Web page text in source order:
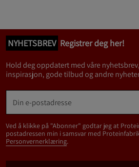
NYHETSBREV Registrer deg her!
Hold deg oppdatert med våre
inspirasjon, gode tilbud og andre
Ved å klikke på "Abonner" godtar jeg at
postadressen min i samsvar med
Personvernerklæring.